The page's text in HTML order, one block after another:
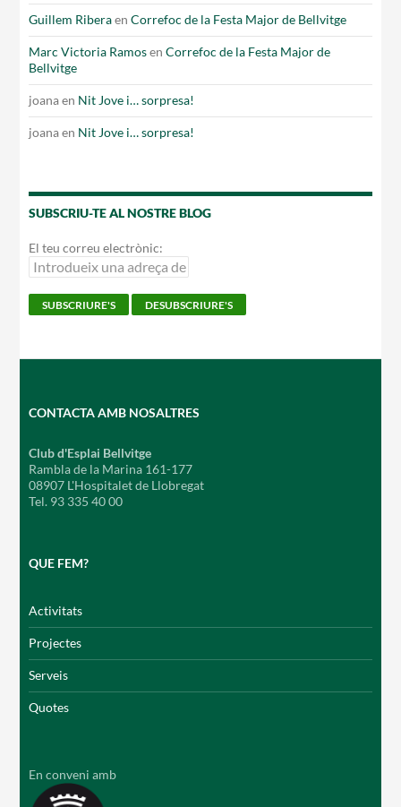
Guillem RiberaenCorrefoc de la Festa Major de Bellvitge
Marc Victoria RamosenCorrefoc de la Festa Major de
Bellvitge
joanaen Nit Jove i… sorpresa!
joanaen Nit Jove i… sorpresa!
SUBSCRIU-TE AL NOSTRE BLOG
El teu correu electrònic:
CONTACTA AMB NOSALTRES
Club d'Esplai Bellvitge
Rambla de la Marina 161-177
08907 L'Hospitalet de Llobregat
Tel. 93 335 40 00
QUE FEM?
Activitats
Projectes
Serveis
Quotes
En conveni amb